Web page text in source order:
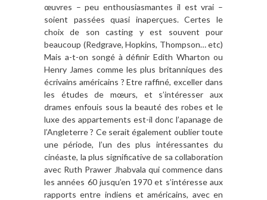
œuvres – peu enthousiasmantes il est vrai –
soient passées quasi inaperçues. Certes le
choix de son casting y est souvent pour
beaucoup (Redgrave, Hopkins, Thompson… etc)
Mais a-t-on songé à définir Edith Wharton ou
Henry James comme les plus britanniques des
écrivains américains ? Etre raffiné, exceller dans
les études de mœurs, et s’intéresser aux
drames enfouis sous la beauté des robes et le
luxe des appartements est-il donc l’apanage de
l’Angleterre ? Ce serait également oublier toute
une période, l’un des plus intéressantes du
cinéaste, la plus significative de sa collaboration
avec Ruth Prawer Jhabvala qui commence dans
les années 60 jusqu’en 1970 et s’intéresse aux
rapports entre indiens et américains, avec en